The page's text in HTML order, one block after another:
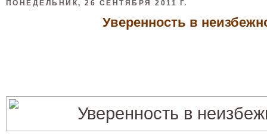
ПОНЕДЕЛЬНИК, 26 СЕНТЯБРЯ 2011 Г.
Уверенность в